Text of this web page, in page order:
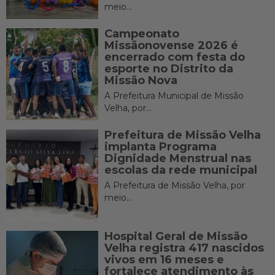
meio...
Campeonato
Missãonovense 2026 é
encerrado com festa do
esporte no Distrito da
Missão Nova
A Prefeitura Municipal de Missão
Velha, por...
Prefeitura de Missão Velha
implanta Programa
Dignidade Menstrual nas
escolas da rede municipal
A Prefeitura de Missão Velha, por
meio...
Hospital Geral de Missão
Velha registra 417 nascidos
vivos em 16 meses e
fortalece atendimento às